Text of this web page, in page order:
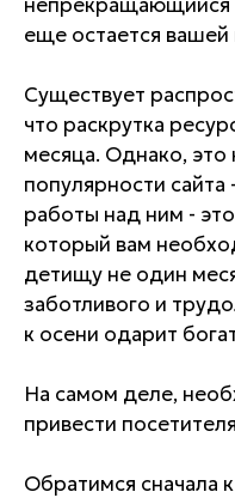
еще остается
Существует
что раскрутка
месяца. Однако, это
популярности
работы над ним -
который вам
детищу не один
заботливого и
к осени одарит
На самом деле,
привести
Обратимся сначала